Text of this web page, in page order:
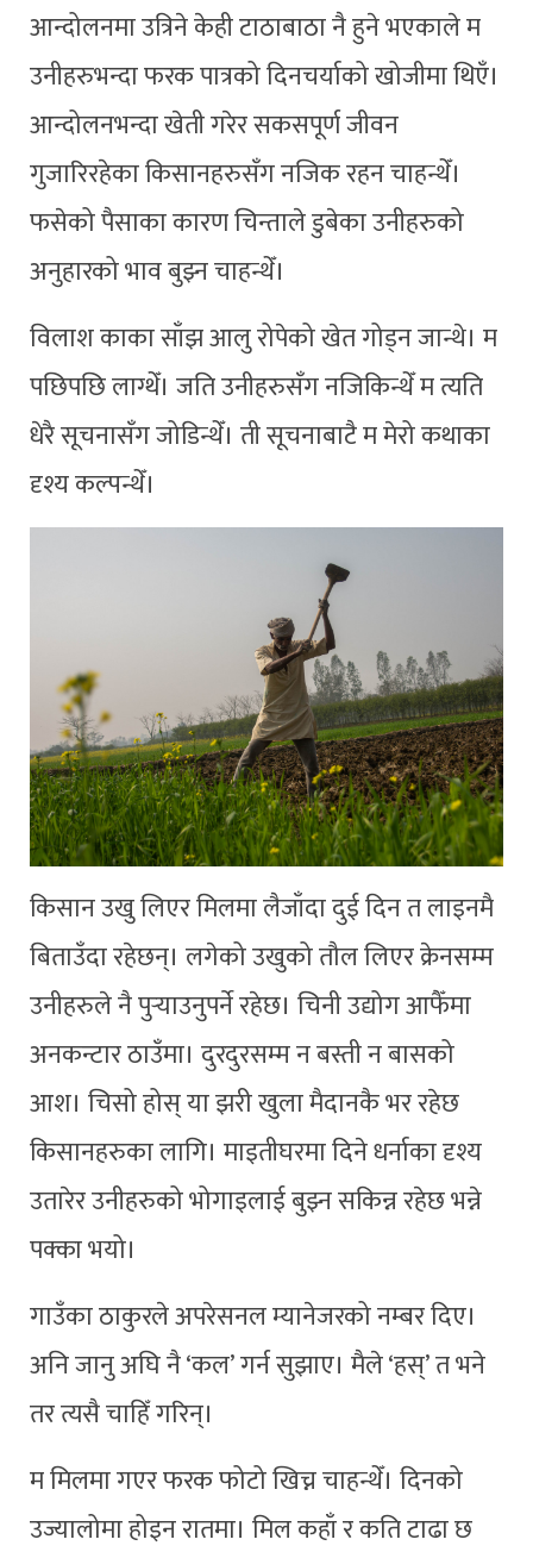
आन्दोलनमा उत्रिने केही टाठाबाठा नै हुने भएकाले म
उनीहरुभन्दा फरक पात्रको दिनचर्याको खोजीमा थिएँ।
आन्दोलनभन्दा खेती गरेर सकसपूर्ण जीवन
गुजारिरहेका किसानहरुसँग नजिक रहन चाहन्थेँ।
फसेको पैसाका कारण चिन्ताले डुबेका उनीहरुको
अनुहारको भाव बुझ्न चाहन्थेँ।
विलाश काका साँझ आलु रोपेको खेत गोड्न जान्थे। म
पछिपछि लाग्थेँ। जति उनीहरुसँग नजिकिन्थेँ म त्यति
धेरै सूचनासँग जोडिन्थेँ। ती सूचनाबाटै म मेरो कथाका
दृश्य कल्पन्थेँ।
किसान उखु लिएर मिलमा लैजाँदा दुई दिन त लाइनमै
बिताउँदा रहेछन्। लगेको उखुको तौल लिएर क्रेनसम्म
उनीहरुले नै पुर्‍याउनुपर्ने रहेछ। चिनी उद्योग आफैँमा
अनकन्टार ठाउँमा। दुरदुरसम्म न बस्ती न बासको
आश। चिसो होस् या झरी खुला मैदानकै भर रहेछ
किसानहरुका लागि। माइतीघरमा दिने धर्नाका दृश्य
उतारेर उनीहरुको भोगाइलाई बुझ्न सकिन्न रहेछ भन्ने
पक्का भयो।
गाउँका ठाकुरले अपरेसनल म्यानेजरको नम्बर दिए।
अनि जानु अघि नै ‘कल’ गर्न सुझाए। मैले ‘हस्’ त भने
तर त्यसै चाहिँ गरिन्।
म मिलमा गएर फरक फोटो खिच्न चाहन्थेँ। दिनको
उज्यालोमा होइन रातमा। मिल कहाँ र कति टाढा छ